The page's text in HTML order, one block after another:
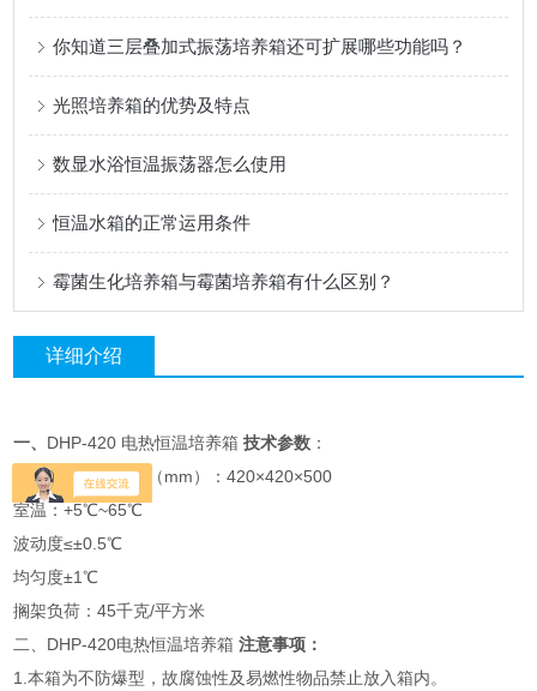
你知道三层叠加式振荡培养箱还可扩展哪些功能吗？
光照培养箱的优势及特点
数显水浴恒温振荡器怎么使用
恒温水箱的正常运用条件
霉菌生化培养箱与霉菌培养箱有什么区别？
详细介绍
一、 DHP-420 电热恒温培养箱技术参数 ：
不锈钢工作室尺寸（mm）：420×420×500
室温：+5℃~65℃
波动度≤±0.5℃
均匀度±1℃
搁架负荷：45千克/平方米
二、DHP-420电热恒温培养箱注意事项：
1.本箱为不防爆型，故腐蚀性及易燃性物品禁止放入箱内。